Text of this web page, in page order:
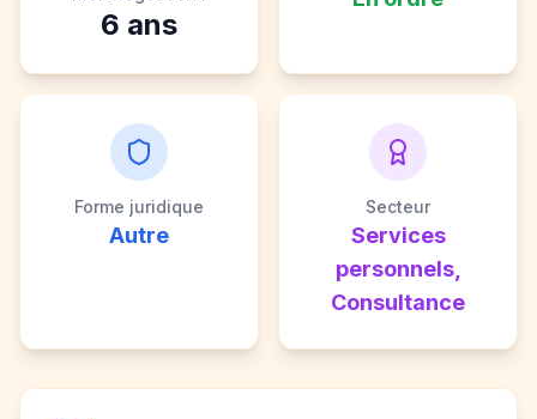
6 ans
Forme juridique
Autre
Secteur
Services
personnels,
Consultance